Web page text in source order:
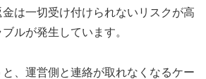
は一切受け付けられないリスクが高
ルが発生しています。
、運営側と連絡が取れなくなるケー